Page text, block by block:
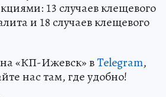
13 случаев клещевого
и 18 случаев клещевого
«КП-Ижевск» вTelegram,
нас там, где удобно!